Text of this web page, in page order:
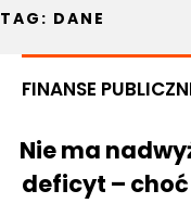
TAG: DANE
FINANSE
Nie ma
deficyt –